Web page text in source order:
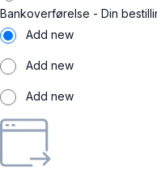
Bankoverførelse - Din
Add new
Add new
Add new